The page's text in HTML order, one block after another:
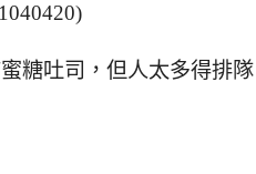
糖吐司，但人太多得排